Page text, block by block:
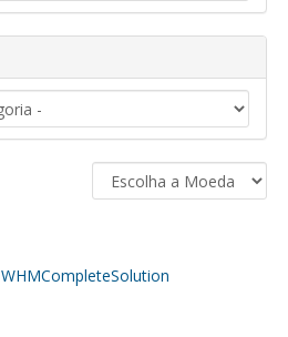
WHMCompleteSolution